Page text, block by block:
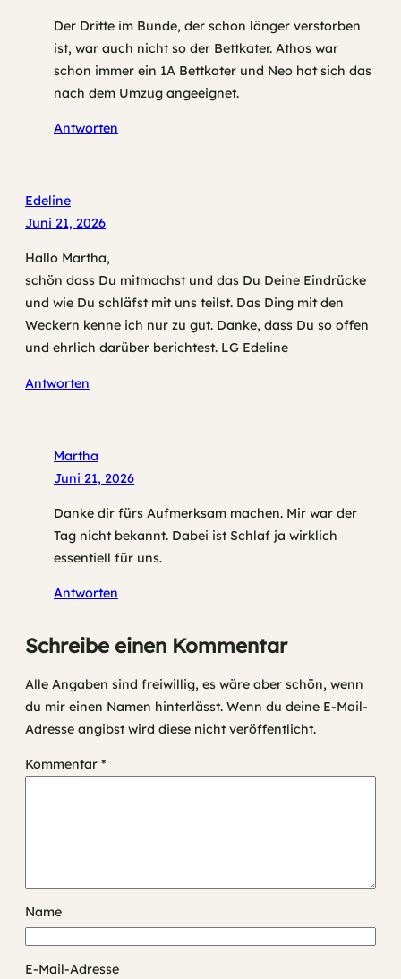
Der Dritte im Bunde, der schon länger verstorben
ist, war auch nicht so der Bettkater. Athos war
schon immer ein 1A Bettkater und Neo hat sich das
nach dem Umzug angeeignet.
Antworten
Edeline
Juni 21, 2026
Hallo Martha,
schön dass Du mitmachst und das Du Deine Eindrücke
und wie Du schläfst mit uns teilst. Das Ding mit den
Weckern kenne ich nur zu gut. Danke, dass Du so offen
und ehrlich darüber berichtest. LG Edeline
Antworten
Martha
Juni 21, 2026
Danke dir fürs Aufmerksam machen. Mir war der
Tag nicht bekannt. Dabei ist Schlaf ja wirklich
essentiell für uns.
Antworten
Schreibe einen Kommentar
Alle Angaben sind freiwillig, es wäre aber schön, wenn
du mir einen Namen hinterlässt. Wenn du deine E-Mail-
Adresse angibst wird diese nicht veröffentlicht.
Kommentar *
Name
E-Mail-Adresse